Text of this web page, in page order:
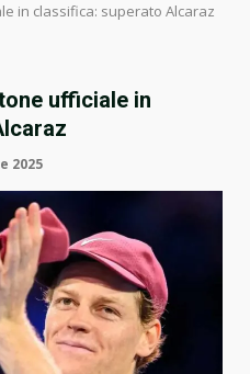
in classifica: superato Alcaraz
ufficiale in
2025